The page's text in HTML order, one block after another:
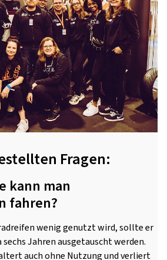
Fragen:
kann man
fahren?
wenig genutzt wird, sollte er
Jahren ausgetauscht werden.
auch ohne Nutzung und verliert